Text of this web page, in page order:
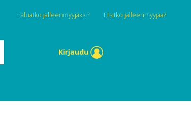
Haluatko jälleenmyyjäksi? Etsitkö jälleenmyyjää?
Kirjaudu